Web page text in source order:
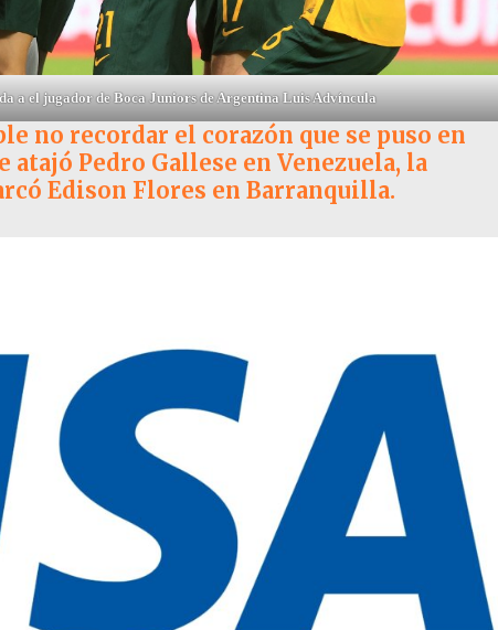
a el jugador de Boca Juniors de Argentina Luis Advíncula
no recordar el corazón que se puso en
Pedro Gallese en Venezuela, la
Edison Flores en Barranquilla.